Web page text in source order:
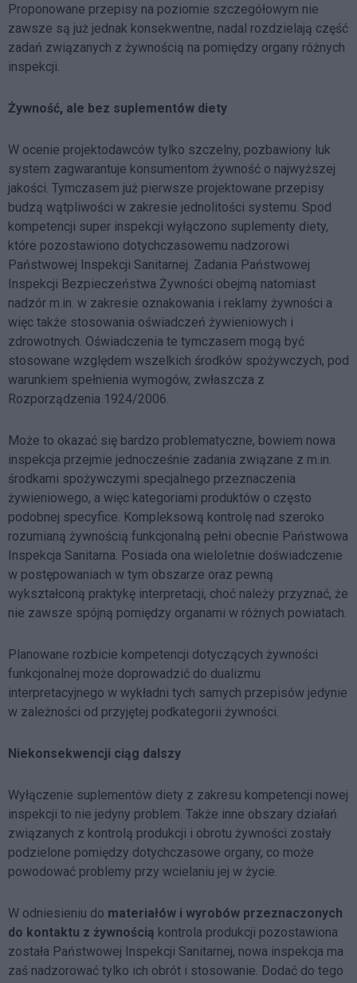
Proponowane przepisy na poziomie szczegółowym nie
zawsze są już jednak konsekwentne, nadal rozdzielają część
zadań związanych z żywnością na pomiędzy organy różnych
inspekcji.
Żywność, ale bez suplementów diety
W ocenie projektodawców tylko szczelny, pozbawiony luk
system zagwarantuje konsumentom żywność o najwyższej
jakości. Tymczasem już pierwsze projektowane przepisy
budzą wątpliwości w zakresie jednolitości systemu. Spod
kompetencji super inspekcji wyłączono suplementy diety,
które pozostawiono dotychczasowemu nadzorowi
Państwowej Inspekcji Sanitarnej. Zadania Państwowej
Inspekcji Bezpieczeństwa Żywności obejmą natomiast
nadzór m.in. w zakresie oznakowania i reklamy żywności a
więc także stosowania oświadczeń żywieniowych i
zdrowotnych. Oświadczenia te tymczasem mogą być
stosowane względem wszelkich środków spożywczych, pod
warunkiem spełnienia wymogów, zwłaszcza z
Rozporządzenia 1924/2006.
Może to okazać się bardzo problematyczne, bowiem nowa
inspekcja przejmie jednocześnie zadania związane z m.in.
środkami spożywczymi specjalnego przeznaczenia
żywieniowego, a więc kategoriami produktów o często
podobnej specyfice. Kompleksową kontrolę nad szeroko
rozumianą żywnością funkcjonalną pełni obecnie Państwowa
Inspekcja Sanitarna. Posiada ona wieloletnie doświadczenie
w postępowaniach w tym obszarze oraz pewną
wykształconą praktykę interpretacji, choć należy przyznać, że
nie zawsze spójną pomiędzy organami w różnych powiatach.
Planowane rozbicie kompetencji dotyczących żywności
funkcjonalnej może doprowadzić do dualizmu
interpretacyjnego w wykładni tych samych przepisów jedynie
w zależności od przyjętej podkategorii żywności.
Niekonsekwencji ciąg dalszy
Wyłączenie suplementów diety z zakresu kompetencji nowej
inspekcji to nie jedyny problem. Także inne obszary działań
związanych z kontrolą produkcji i obrotu żywności zostały
podzielone pomiędzy dotychczasowe organy, co może
powodować problemy przy wcielaniu jej w życie.
W odniesieniu do materiałów i wyrobów przeznaczonych
do kontaktu z żywnością kontrola produkcji pozostawiona
została Państwowej Inspekcji Sanitarnej, nowa inspekcja ma
zaś nadzorować tylko ich obrót i stosowanie. Dodać do tego